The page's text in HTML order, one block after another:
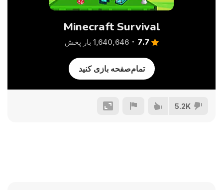
Minecraft Survival
7.7 1,640,646 بار پخش
تمام‌صفحه بازی کنید
5.2K